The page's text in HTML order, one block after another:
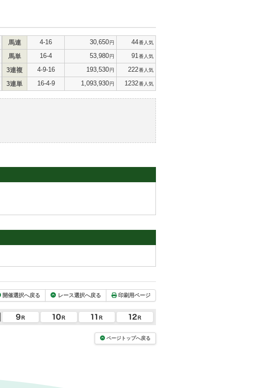
馬連 4-16 30,650円 44番人気
馬単 16-4 53,980円 91 番人気
3連複 4-9-16 193,530円 222番人気
3連単 16-4-9 1,093,930円 1232番人気
開催選択へ戻る レース選択へ戻る 印刷用ページ
ページトップへ戻る